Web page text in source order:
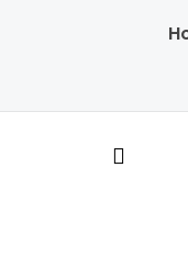
a hubnutí Hledat